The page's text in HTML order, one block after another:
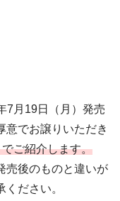
7月19日（月）発売
意でお譲りいただき
でご紹介します。
売後のものと違いが
ださい。